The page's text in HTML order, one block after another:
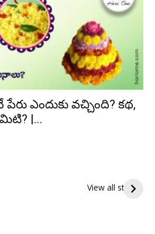
ఎందుకు వచ్చింది? కథ,
|...
View all stories
ఇంద్రకీలాద్రి గిరి ప్రదక్షిణ